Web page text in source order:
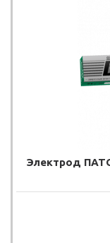
Электрод